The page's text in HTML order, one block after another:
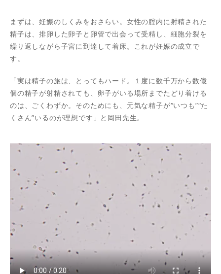
まずは、妊娠のしくみをおさらい。女性の腟内に射精された
精子は、排卵した卵子と卵管で出会って受精し、細胞分裂を
繰り返しながら子宮に到達して着床。これが妊娠の成立で
す。
「実は精子の旅は、とってもハード。１度に数千万から数億
個の精子が射精されても、卵子がいる場所までたどり着ける
のは、ごくわずか。そのためにも、元気な精子が“いつも”“た
くさん”いるのが理想です」と岡田先生。